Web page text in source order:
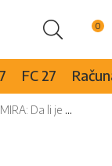
Pretraži
Skip
Content
FC 27
GOSPODARI SVEMIRA: Da li je nostalgija dovoljna?